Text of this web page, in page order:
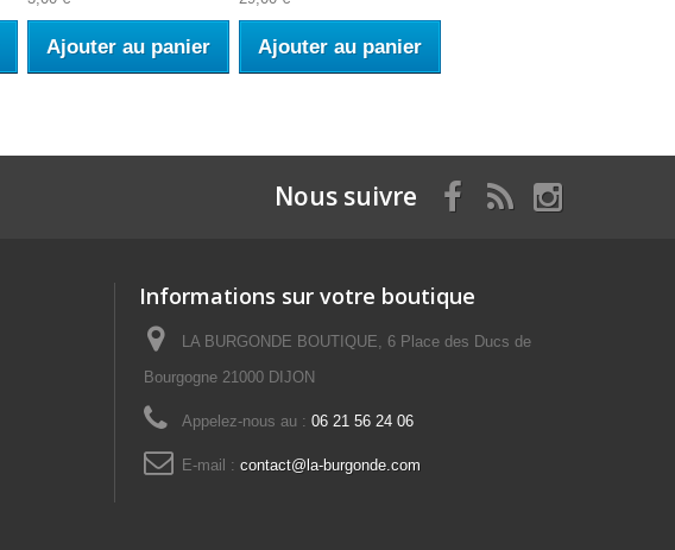
Ajouter au panier Ajouter au panier
Nous suivre
Informations sur votre boutique
LA BURGONDE BOUTIQUE, 6 Place des Ducs de
Bourgogne 21000 DIJON
Appelez-nous au : 06 21 56 24 06
E-mail : contact@la-burgonde.com